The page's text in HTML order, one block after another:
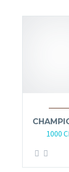
1000